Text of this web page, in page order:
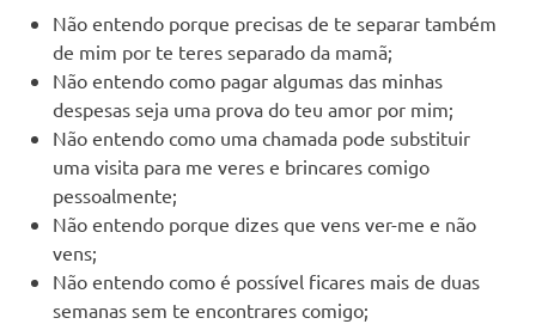
Não entendo porque precisas de te separar também
de mim por te teres separado da mamã;
Não entendo como pagar algumas das minhas
despesas seja uma prova do teu amor por mim;
Não entendo como uma chamada pode substituir
uma visita para me veres e brincares comigo
pessoalmente;
Não entendo porque dizes que vens ver-me e não
vens;
Não entendo como é possível ficares mais de duas
semanas sem te encontrares comigo;